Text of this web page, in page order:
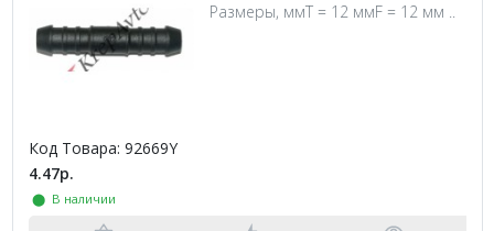
Размеры, ммT = 12 ммF = 12 мм ..
Код Товара: 92669Y
4.47р.
⬤ В наличии